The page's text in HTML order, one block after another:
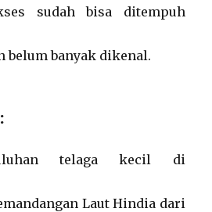
sudah bisa ditempuh
belum banyak dikenal.
telaga kecil di
Laut Hindia dari